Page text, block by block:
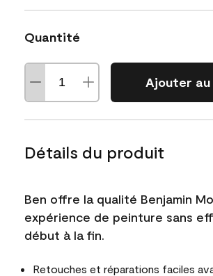
Quantité
Ajouter au
Détails du produit
Ben offre la qualité Benjamin
expérience de peinture sans
début à la fin.
Retouches et réparations faciles